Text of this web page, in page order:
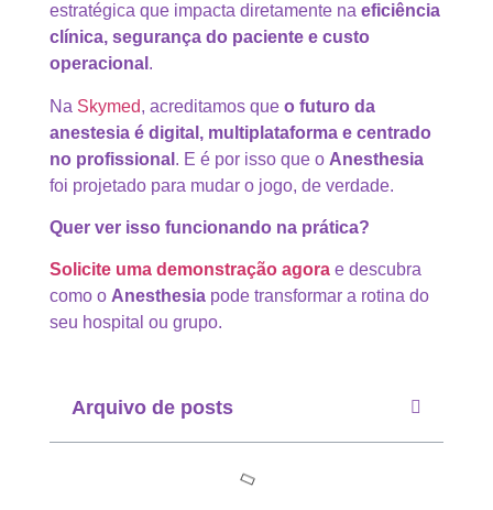
estratégica que impacta diretamente na eficiência
clínica, segurança do paciente e custo
operacional .
Na Skymed, acreditamos que o futuro da
anestesia é digital, multiplataforma e centrado
no profissional . E é por isso que o Anesthesia
foi projetado para mudar o jogo, de verdade.
Quer ver isso funcionando na prática?
Solicite uma demonstração agora e descubra
como o Anesthesia pode transformar a rotina do
seu hospital ou grupo.
Arquivo de posts